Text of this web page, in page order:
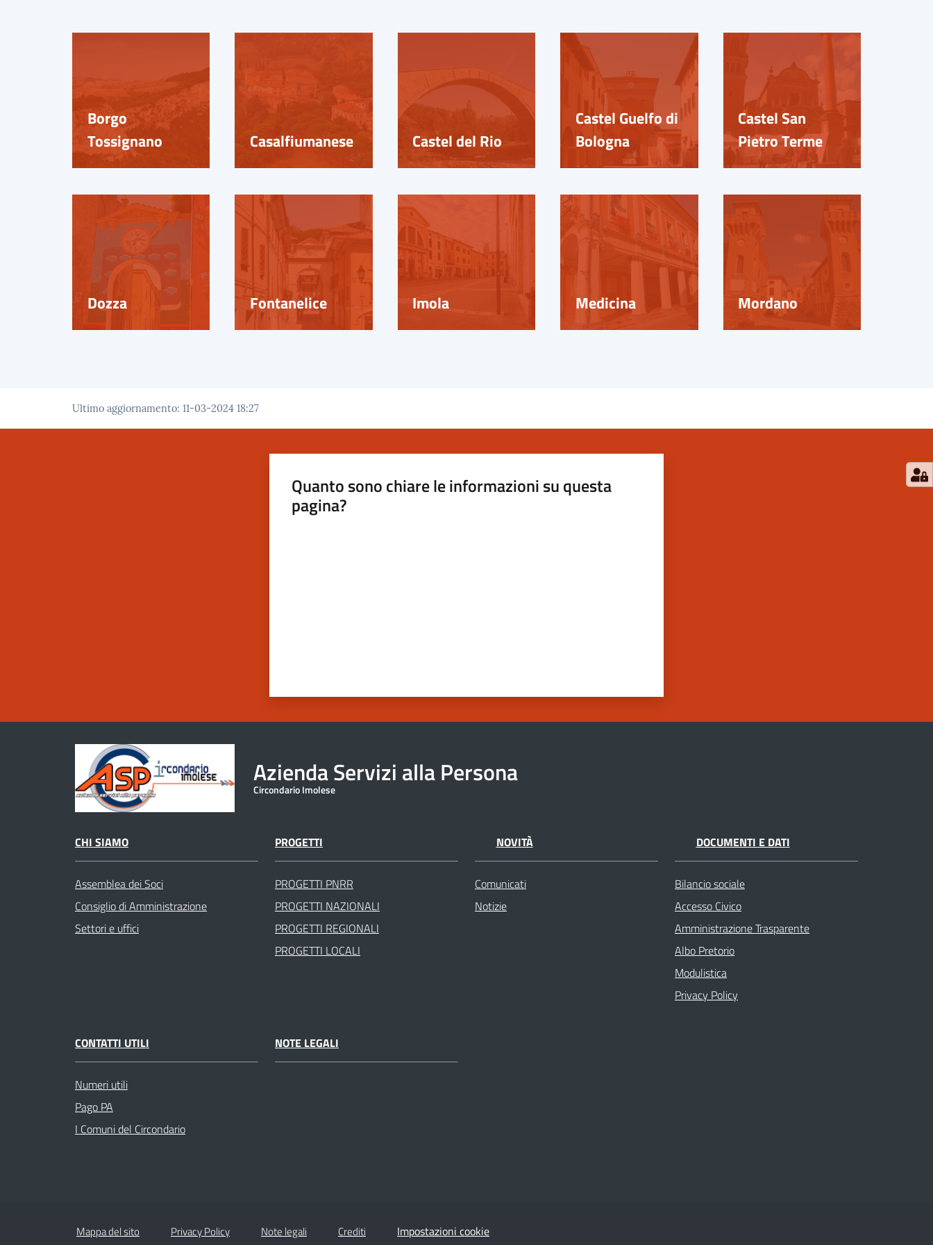
Borgo
Tossignano
Casalfiumanese Castel del Rio
Castel Guelfo di
Bologna
Castel San
Pietro Terme
Dozza Fontanelice Imola Medicina Mordano
Ultimo aggiornamento: 11-03-2024 18:27
Quanto sono chiare le informazioni su questa
pagina?
Azienda Servizi alla Persona
Circondario Imolese
CHI SIAMO
Assemblea dei Soci
Consiglio di Amministrazione
Settori e uffici
PROGETTI
PROGETTI PNRR
PROGETTI NAZIONALI
PROGETTI REGIONALI
PROGETTI LOCALI
NOVITÀ
Comunicati
Notizie
DOCUMENTI E DATI
Bilancio sociale
Accesso Civico
Amministrazione Trasparente
Albo Pretorio
Modulistica
Privacy Policy
CONTATTI UTILI
Numeri utili
Pago PA
I Comuni del Circondario
NOTE LEGALI
Mappa del sito Privacy Policy Note legali Crediti Impostazioni cookie